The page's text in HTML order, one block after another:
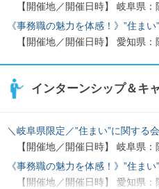
【開催地／開催日時】 岐阜県：
《事務職の魅力を体感！》”住ま
【開催地／開催日時】 愛知県：
インターンシップ＆キ
＼岐阜県限定／”住まい”に関する
【開催地／開催日時】 岐阜県：
《事務職の魅力を体感！》”住ま
【開催地／開催日時】 愛知県：